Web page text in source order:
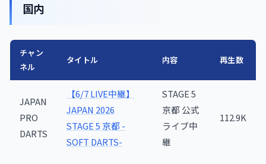
国内
チャン
ネル
タイトル 内容 再生数
JAPAN
PRO
DARTS
【6/7 LIVE中継】
JAPAN 2026
STAGE 5 京都 -
SOFT DARTS-
STAGE 5
京都 公式
ライブ中
継
112.9K